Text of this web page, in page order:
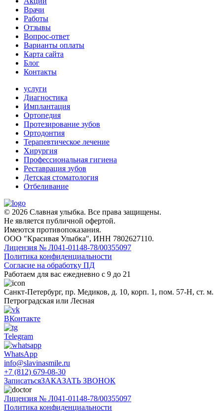
Врачи
Работы
Отзывы
Вопрос-ответ
Варианты оплаты
Карта сайта
Блог
Контакты
услуги
Диагностика
Имплантация
Ортопедия
Протезирование зубов
Ортодонтия
Терапевтическое лечение
Хирургия
Профессиональная гигиена
Реставрация зубов
Детская стоматология
Отбеливание
© 2026 Славная улыбка. Все права защищены.
Не является публичной офертой.
Имеются противопоказания.
ООО "Красивая Улыбка", ИНН 7802627110.
Лицензия № Л041-01148-78/00355097
Политика конфиденциальности
Согласие на обработку ПД
Работаем для вас ежедневно с 9 до 21
Санкт-Петербург, пр. Медиков, д. 10, корп. 1, пом. 57-Н, ст. м.
Петроградская или Лесная
ВКонтакте
Telegram
WhatsApp
info@slavinasmile.ru
+7 (812) 679-08-30
ЗаписатьсяЗАКАЗАТЬ ЗВОНОК
Лицензия № Л041-01148-78/00355097
Политика конфиденциальности